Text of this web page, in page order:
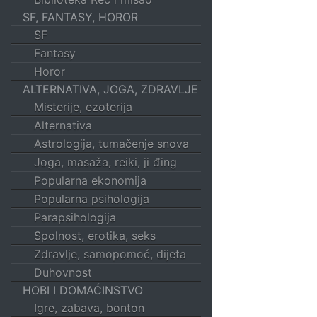
SF, FANTASY, HOROR
SF
Fantasy
Horor
ALTERNATIVA, JOGA, ZDRAVLJE
Misterije, ezoterija
Alternativa
Astrologija, tumačenje snova
Joga, masaža, reiki, ji đing
Popularna ekonomija
Popularna psihologija
Parapsihologija
Spolnost, erotika, seks
Zdravlje, samopomoć, dijeta
Duhovnost
HOBI I DOMAĆINSTVO
Igre, zabava, bonton